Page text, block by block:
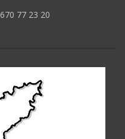
670 77 23 20